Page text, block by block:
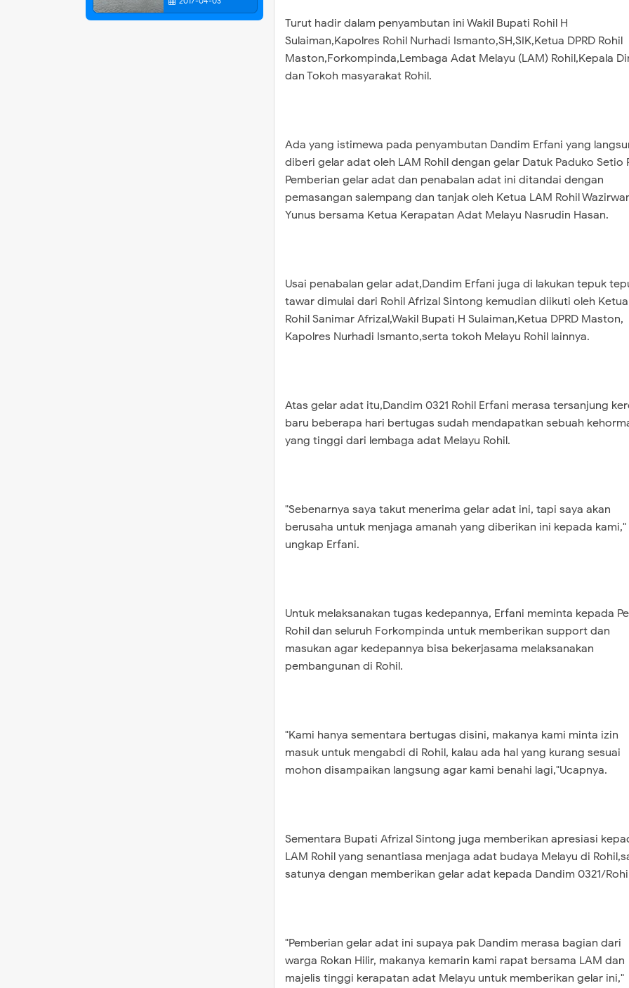
Turut hadir dalam penyambutan ini Wakil Bupati Rohil H
Sulaiman,Kapolres Rohil Nurhadi Ismanto,SH,SIK,Ketua DPRD Rohil
Maston,Forkompinda,Lembaga Adat Melayu (LAM) Rohil,Kepala
dan Tokoh masyarakat Rohil.
Ada yang istimewa pada penyambutan Dandim Erfani yang
diberi gelar adat oleh LAM Rohil dengan gelar Datuk Paduko Setio
Pemberian gelar adat dan penabalan adat ini ditandai dengan
pemasangan salempang dan tanjak oleh Ketua LAM Rohil
Yunus bersama Ketua Kerapatan Adat Melayu Nasrudin Hasan.
Usai penabalan gelar adat,Dandim Erfani juga di lakukan tepuk
tawar dimulai dari Rohil Afrizal Sintong kemudian diikuti oleh Ketua
Rohil Sanimar Afrizal,Wakil Bupati H Sulaiman,Ketua DPRD Maston,
Kapolres Nurhadi Ismanto,serta tokoh Melayu Rohil lainnya.
Atas gelar adat itu,Dandim 0321 Rohil Erfani merasa tersanjung
baru beberapa hari bertugas sudah mendapatkan sebuah
yang tinggi dari lembaga adat Melayu Rohil.
"Sebenarnya saya takut menerima gelar adat ini, tapi saya akan
berusaha untuk menjaga amanah yang diberikan ini kepada kami,"
ungkap Erfani.
Untuk melaksanakan tugas kedepannya, Erfani meminta kepada
Rohil dan seluruh Forkompinda untuk memberikan support dan
masukan agar kedepannya bisa bekerjasama melaksanakan
pembangunan di Rohil.
"Kami hanya sementara bertugas disini, makanya kami minta izin
masuk untuk mengabdi di Rohil, kalau ada hal yang kurang sesuai
mohon disampaikan langsung agar kami benahi lagi,"Ucapnya.
Sementara Bupati Afrizal Sintong juga memberikan apresiasi
LAM Rohil yang senantiasa menjaga adat budaya Melayu di
satunya dengan memberikan gelar adat kepada Dandim 0321/
"Pemberian gelar adat ini supaya pak Dandim merasa bagian dari
warga Rokan Hilir, makanya kemarin kami rapat bersama LAM dan
majelis tinggi kerapatan adat Melayu untuk memberikan gelar ini,"